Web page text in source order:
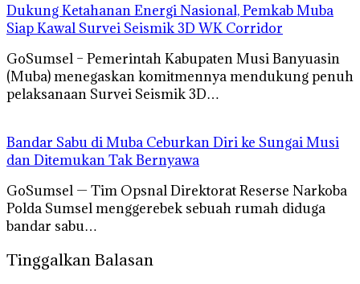
Dukung Ketahanan Energi Nasional, Pemkab Muba
Siap Kawal Survei Seismik 3D WK Corridor
GoSumsel – Pemerintah Kabupaten Musi Banyuasin
(Muba) menegaskan komitmennya mendukung penuh
pelaksanaan Survei Seismik 3D…
Bandar Sabu di Muba Ceburkan Diri ke Sungai Musi
dan Ditemukan Tak Bernyawa
GoSumsel — Tim Opsnal Direktorat Reserse Narkoba
Polda Sumsel menggerebek sebuah rumah diduga
bandar sabu…
Tinggalkan Balasan